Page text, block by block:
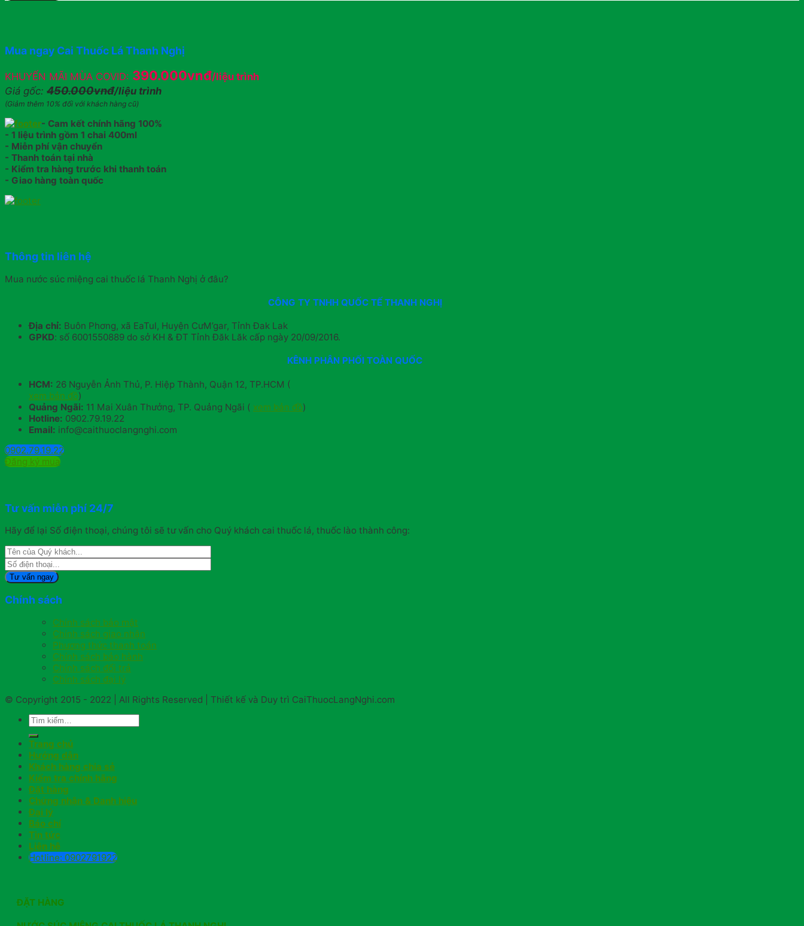
Mua ngay Cai Thuốc Lá Thanh Nghị
KHUYẾN MÃI MÙA COVID: 390.000vnđ/liệu trình
Giá gốc: 450.000vnđ/liệu trình
(Giảm thêm 10% đối với khách hàng cũ)
- Cam kết chính hãng 100%
- 1 liệu trình gồm 1 chai 400ml
- Miễn phí vận chuyển
- Thanh toán tại nhà
- Kiểm tra hàng trước khi thanh toán
- Giao hàng toàn quốc
Thông tin liên hệ
Mua nước súc miệng cai thuốc lá Thanh Nghị ở đâu?
CÔNG TY TNHH QUỐC TẾ THANH NGHỊ
Địa chỉ: Buôn Phơng, xã EaTul, Huyện CưM’gar, Tỉnh Đak Lak
GPKD: số 6001550889 do sở KH & ĐT Tỉnh Đăk Lăk cấp ngày 20/09/2016.
KÊNH PHÂN PHỐI TOÀN QUỐC
HCM: 26 Nguyễn Ảnh Thủ, P. Hiệp Thành, Quận 12, TP.HCM (
xem bản đồ)
Quảng Ngãi: 11 Mai Xuân Thưởng, TP. Quảng Ngãi ( xem bản đồ)
Hotline: 0902.79.19.22
Email: info@caithuoclangnghi.com
0902.79.19.22
Đăng ký mua
Tư vấn miễn phí 24/7
Hãy để lại Số điện thoại, chúng tôi sẽ tư vấn cho Quý khách cai thuốc lá, thuốc lào thành công:
Chính sách
Chính sách bảo mật
Chính sách giao nhận
Phương thức thanh toán
Chính sách bảo hành
Chính sách đổi trả
Chính sách đại lý
© Copyright 2015 - 2022 | All Rights Reserved | Thiết kế và Duy trì CaiThuocLangNghi.com
Trang chủ
Hướng dẫn
Khách hàng chia sẻ
Kiểm tra chính hãng
Đặt hàng
Chứng nhận & Danh hiệu
Đại lý
Báo chí
Tin tức
Liên hệ
Hotline: 0902791922
ĐẶT HÀNG